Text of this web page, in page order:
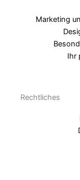
Marketing
Ihr
Rechtliches